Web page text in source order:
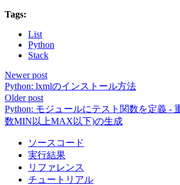
Tags:
List
Python
Stack
Newer post
Python: lxmlのインストール方法
Older post
Python: モジュールにテスト関数を定義 -
数MIN以上MAX以下)の生成
ソースコード
実行結果
リファレンス
チュートリアル